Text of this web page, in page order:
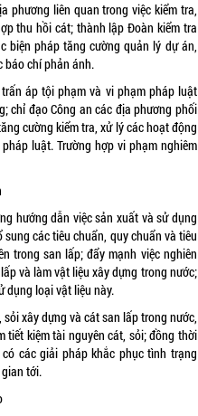
phương liên quan trong việc kiểm tra,
thu hồi cát; thành lập Đoàn kiểm tra
biện pháp tăng cường quản lý dự án,
báo chí phản ánh.
áp tội phạm và vi phạm pháp luật
chỉ đạo Công an các địa phương phối
cường kiểm tra, xử lý các hoạt động
luật. Trường hợp vi phạm nghiêm
hướng dẫn việc sản xuất và sử dụng
các tiêu chuẩn, quy chuẩn và tiêu
trong san lấp; đẩy mạnh việc nghiên
và làm vật liệu xây dựng trong nước;
dụng loại vật liệu này.
xây dựng và cát san lấp trong nước,
tiết kiệm tài nguyên cát, sỏi; đồng thời
các giải pháp khắc phục tình trạng
tới.